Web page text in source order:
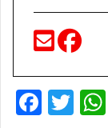
F
T